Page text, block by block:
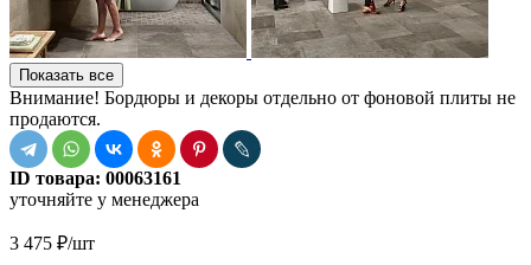
Показать все
Внимание! Бордюры и декоры отдельно от фоновой плиты не
продаются.
ID товара: 00063161
уточняйте у менеджера
3 475 ₽/шт